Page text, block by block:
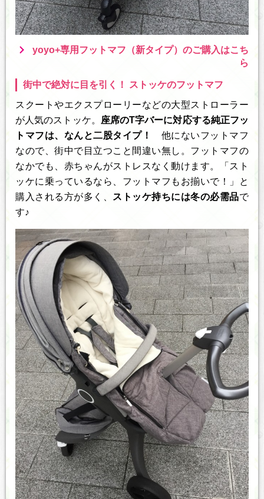
yoyo+専用フットマフ（新タイプ）のご購入はこち
ら
街中で絶対に目を引く！ ストッケのフットマフ
スクートやエクスプローリーなどの大型ストローラー
が人気のストッケ。 座席のT字バーに対応する純正フッ
トマフは、なんと二股タイプ！
他にないフットマフ
なので、街中で目立つこと間違い無し。フットマフの
なかでも、赤ちゃんがストレスなく動けます。「スト
ッケに乗っているなら、フットマフもお揃いで！」と
購入される方が多く、
ストッケ持ちには冬の必需品で
す♪